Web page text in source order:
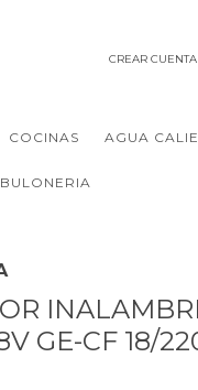
CREAR CUENTA
COCINAS AGUA
BULONERIA
GE-CF 18/